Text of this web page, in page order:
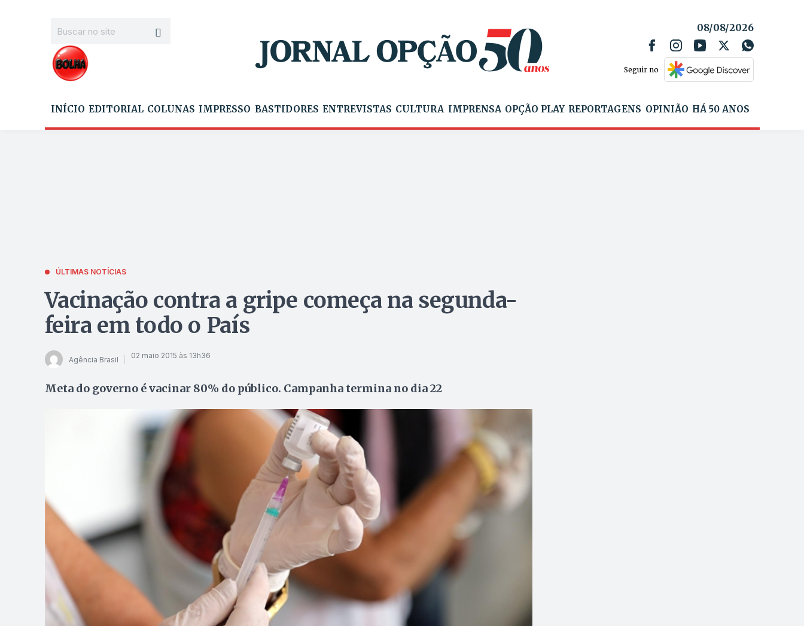
08/08/2026
Seguir no
INÍCIO EDITORIAL COLUNAS IMPRESSO BASTIDORES ENTREVISTAS CULTURA IMPRENSA OPÇÃO PLAY REPORTAGENS OPINIÃO HÁ 50 ANOS
ÚLTIMAS NOTÍCIAS
Vacinação contra a gripe começa na segunda-
feira em todo o País
Agência Brasil 02 maio 2015 às 13h36
Meta do governo é vacinar 80% do público. Campanha termina no dia 22